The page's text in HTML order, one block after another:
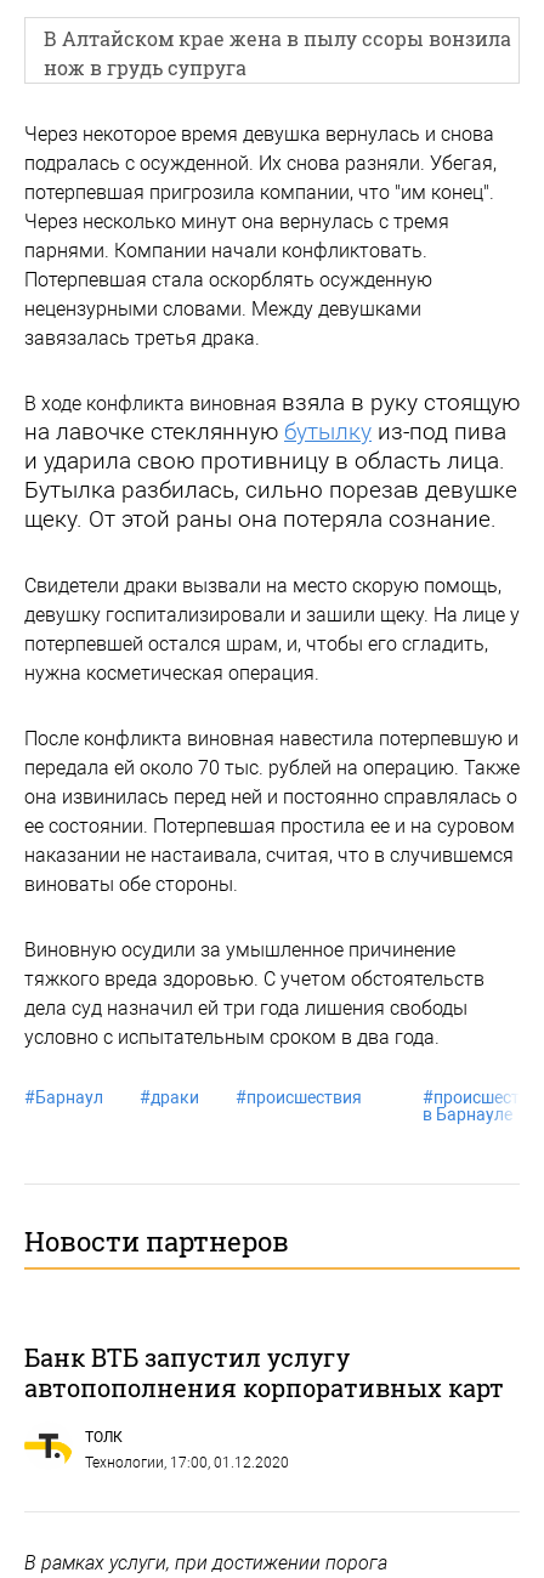
В Алтайском крае жена в пылу ссоры вонзила
нож в грудь супруга
Через некоторое время девушка вернулась и снова
подралась с осужденной. Их снова разняли. Убегая,
потерпевшая пригрозила компании, что "им конец".
Через несколько минут она вернулась с тремя
парнями. Компании начали конфликтовать.
Потерпевшая стала оскорблять осужденную
нецензурными словами. Между девушками
завязалась третья драка.
В ходе конфликта виновная взяла в руку стоящую
на лавочке стеклянную бутылку из-под пива
и ударила свою противницу в область лица.
Бутылка разбилась, сильно порезав девушке
щеку. От этой раны она потеряла сознание.
Свидетели драки вызвали на место скорую помощь,
девушку госпитализировали и зашили щеку. На лице у
потерпевшей остался шрам, и, чтобы его сгладить,
нужна косметическая операция.
После конфликта виновная навестила потерпевшую и
передала ей около 70 тыс. рублей на операцию. Также
она извинилась перед ней и постоянно справлялась о
ее состоянии. Потерпевшая простила ее и на суровом
наказании не настаивала, считая, что в случившемся
виноваты обе стороны.
Виновную осудили за умышленное причинение
тяжкого вреда здоровью. С учетом обстоятельств
дела суд назначил ей три года лишения свободы
условно с испытательным сроком в два года.
#Барнаул #драки #происшествия #
в Барнауле
Новости партнеров
Банк ВТБ запустил услугу
автопополнения корпоративных карт
ТОЛК
Технологии, 17:00, 01.12.2020
В рамках услуги, при достижении порога